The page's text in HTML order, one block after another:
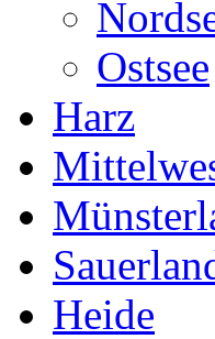
Ostsee
Harz
Heide